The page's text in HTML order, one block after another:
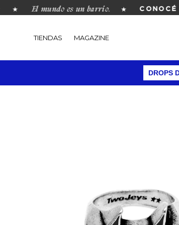
El mundo es un barrio. CONOCÉ
DROPS
TIENDAS MAGAZINE